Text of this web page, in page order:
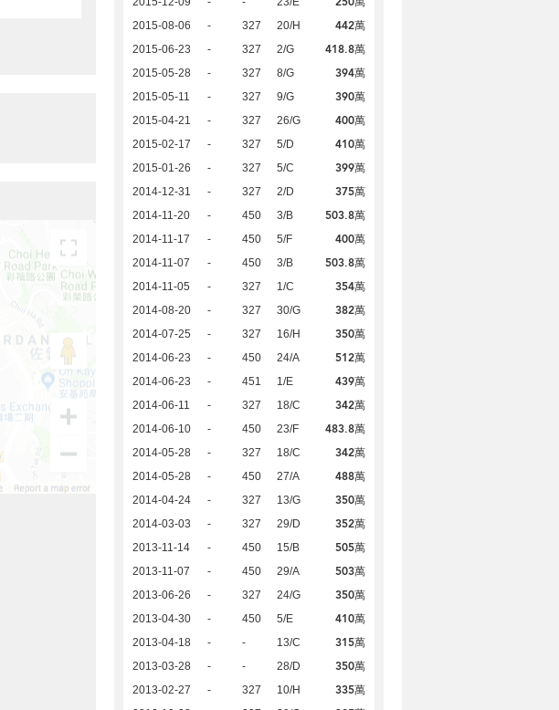
2015-08-06 - 327 20/H 442萬
2015-06-23 - 327 2/G 418.8萬
2015-05-28 - 327 8/G 394萬
2015-05-11 - 327 9/G 390萬
2015-04-21 - 327 26/G 400萬
2015-02-17 - 327 5/D 410萬
2015-01-26 - 327 5/C 399萬
2014-12-31 - 327 2/D 375萬
2014-11-20 - 450 3/B 503.8萬
2014-11-17 - 450 5/F 400萬
2014-11-07 - 450 3/B 503.8萬
2014-11-05 - 327 1/C 354萬
2014-08-20 - 327 30/G 382萬
2014-07-25 - 327 16/H 350萬
2014-06-23 - 450 24/A 512萬
2014-06-23 - 451 1/E 439萬
2014-06-11 - 327 18/C 342萬
2014-06-10 - 450 23/F 483.8萬
2014-05-28 - 327 18/C 342萬
2014-05-28 - 450 27/A 488萬
2014-04-24 - 327 13/G 350萬
2014-03-03 - 327 29/D 352萬
2013-11-14 - 450 15/B 505萬
2013-11-07 - 450 29/A 503萬
2013-06-26 - 327 24/G 350萬
2013-04-30 - 450 5/E 410萬
2013-04-18 - - 13/C 315萬
2013-03-28 - - 28/D 350萬
2013-02-27 - 327 10/H 335萬